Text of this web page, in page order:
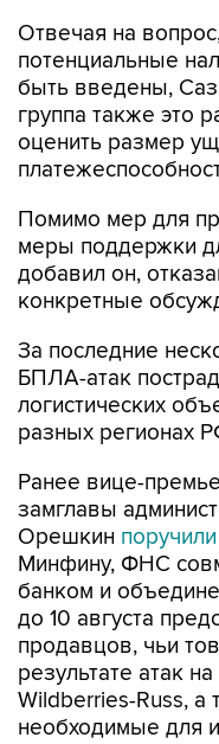
Отвечая на
потенциальные
быть введены,
группа также это
оценить размер
Помимо мер для
меры поддержки
добавил он,
конкретные
За последние
БПЛА-атак
логистических
разных регионах
Ранее вице-
замглавы
Орешкин поручили
Минфину, ФНС
банком и
до 10 августа
продавцов, чьи
результате атак
Wildberries-Russ, а
необходимые для